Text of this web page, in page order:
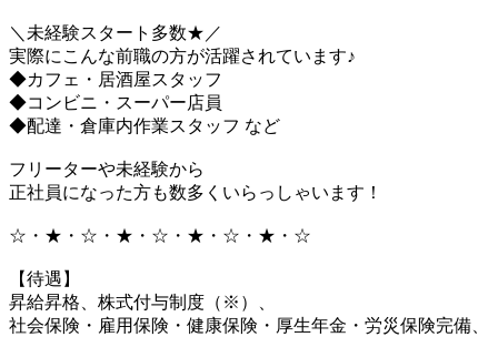
＼未経験スタート多数★／
実際にこんな前職の方が活躍されています♪
◆カフェ・居酒屋スタッフ
◆コンビニ・スーパー店員
◆配達・倉庫内作業スタッフ など
フリーターや未経験から
正社員になった方も数多くいらっしゃいます！
☆・★・☆・★・☆・★・☆・★・☆
【待遇】
昇給昇格、株式付与制度（※）、
社会保険・雇用保険・健康保険・厚生年金・労災保険完備、